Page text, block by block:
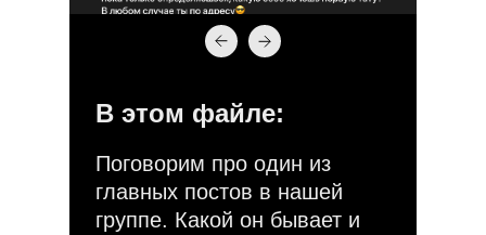
В этом файле:
Поговорим про один из
главных постов в нашей
группе. Какой он бывает и